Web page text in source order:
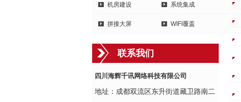
机房建设 系统集成
拼接大屏 WIFI覆盖
联系我们
四川海辉千讯网络科技有限公司
地址：成都双流区东升街道藏卫路南二